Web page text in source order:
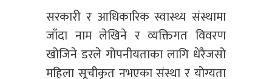
सरकारी र आधिकारिक स्वास्थ्य संस्थामा
जाँदा नाम लेखिने र व्यक्तिगत विवरण
खोजिने डरले गोपनीयताका लागि धेरैजसो
महिला सूचीकृत नभएका संस्था र योग्यता